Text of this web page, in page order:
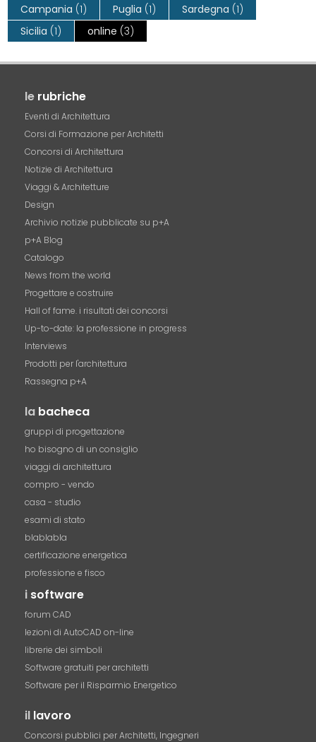
Campania (1) Puglia (1) Sardegna (1)
Sicilia (1) online (3)
le rubriche
Eventi di Architettura
Corsi di Formazione per Architetti
Concorsi di Architettura
Notizie di Architettura
Viaggi & Architetture
Design
Archivio notizie pubblicate su p+A
p+A Blog
Catalogo
News from the world
Progettare e costruire
Hall of fame. i risultati dei concorsi
Up-to-date: la professione in progress
Interviews
Prodotti per l'architettura
Rassegna p+A
la bacheca
gruppi di progettazione
ho bisogno di un consiglio
viaggi di architettura
compro - vendo
casa - studio
esami di stato
blablabla
certificazione energetica
professione e fisco
i software
forum CAD
lezioni di AutoCAD on-line
librerie dei simboli
Software gratuiti per architetti
Software per il Risparmio Energetico
il lavoro
Concorsi pubblici per Architetti, Ingegneri